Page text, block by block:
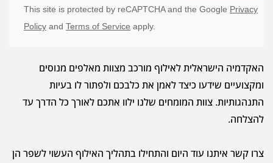
This site is protected by reCAPTCHA and the Google Privacy
Policy and Terms of Service apply.
האקדמיה הישראלית לאילוף מורכב מצוות מאלפים מנוסים
ומקצועיים שידעו כיצד לאמן את כלבכם ולפתור לו בעיות
התנהגותיות. צוות המומחים שלנו ילוו אתכם לאורך כל הדרך עד
להצלחה.
צרו קשר איתנו עוד היום והתחילו בתהליך האילוף העשוי לשפר הן